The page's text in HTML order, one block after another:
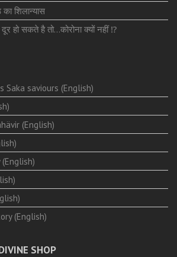
का शिलान्यास
हो सकते है तो…कोरोना क्यों नहीं ⁉️
Saka saviours (English)
(English)
(English)
SHOP